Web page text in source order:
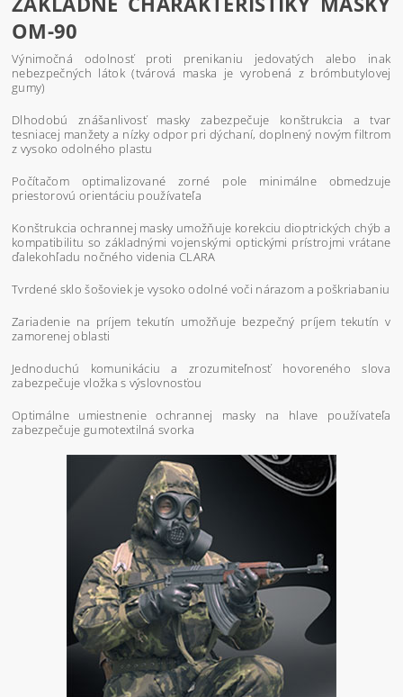
OM-90
Výnimočná odolnosť proti prenikaniu jedovatých alebo inak
nebezpečných látok (tvárová maska je vyrobená z brómbutylovej
gumy)
Dlhodobú znášanlivosť masky zabezpečuje konštrukcia a tvar
tesniacej manžety a nízky odpor pri dýchaní, doplnený novým filtrom
z vysoko odolného plastu
Počítačom optimalizované zorné pole minimálne obmedzuje
priestorovú orientáciu používateľa
Konštrukcia ochrannej masky umožňuje korekciu dioptrických chýb a
kompatibilitu so základnými vojenskými optickými prístrojmi vrátane
ďalekohľadu nočného videnia CLARA
Tvrdené sklo šošoviek je vysoko odolné voči nárazom a poškriabaniu
Zariadenie na príjem tekutín umožňuje bezpečný príjem tekutín v
zamorenej oblasti
Jednoduchú komunikáciu a zrozumiteľnosť hovoreného slova
zabezpečuje vložka s výslovnosťou
Optimálne umiestnenie ochrannej masky na hlave používateľa
zabezpečuje gumotextilná svorka